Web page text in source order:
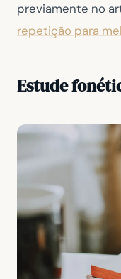
previamente no
repetição para
Estude